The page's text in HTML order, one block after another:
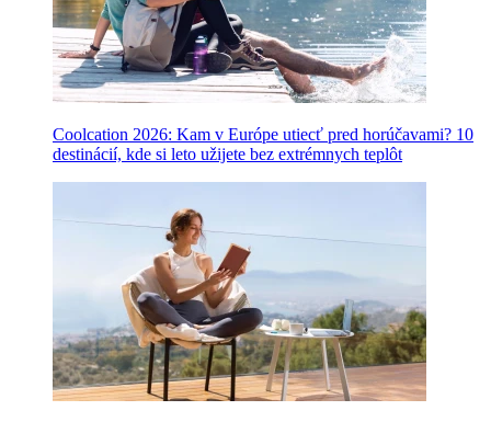
Coolcation 2026: Kam v Európe utiecť pred horúčavami? 10
destinácií, kde si leto užijete bez extrémnych teplôt